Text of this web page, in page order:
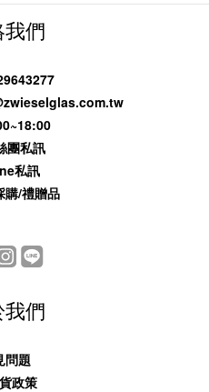
們
團私訊
私訊
購/禮贈品
們
問題
政策